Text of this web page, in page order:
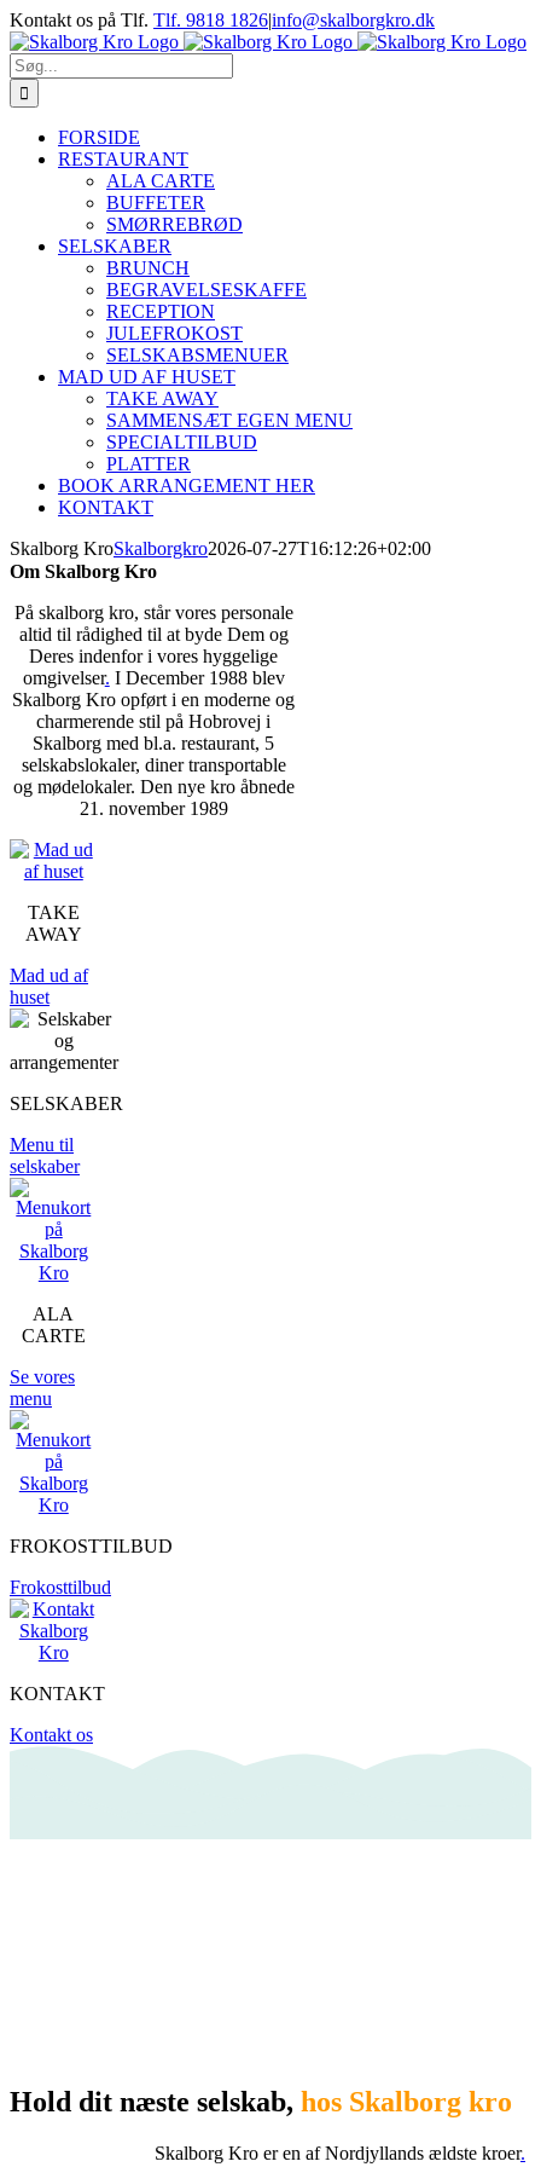
Skip
to
content
Kontakt os på Tlf. Tlf. 9818 1826|info@skalborgkro.dk
Facebook
Instagram
Søg
efter:
FORSIDE
RESTAURANT
ALA CARTE
BUFFETER
SMØRREBRØD
SELSKABER
BRUNCH
BEGRAVELSESKAFFE
RECEPTION
JULEFROKOST
SELSKABSMENUER
MAD UD AF HUSET
TAKE AWAY
SAMMENSÆT EGEN MENU
SPECIALTILBUD
PLATTER
BOOK ARRANGEMENT HER
KONTAKT
Skalborg KroSkalborgkro2026-07-27T16:12:26+02:00
Om Skalborg Kro
På skalborg kro, står vores personale
altid til rådighed til at byde Dem og
Deres indenfor i vores hyggelige
omgivelser. I December 1988 blev
Skalborg Kro opført i en moderne og
charmerende stil på Hobrovej i
Skalborg med bl.a. restaurant, 5
selskabslokaler, diner transportable
og mødelokaler. Den nye kro åbnede
21. november 1989
TAKE
AWAY
Mad ud af
huset
SELSKABER
Menu til
selskaber
ALA
CARTE
Se vores
menu
FROKOSTTILBUD
Frokosttilbud
KONTAKT
Kontakt os
Hold dit næste selskab, hos Skalborg kro
Skalborg Kro er en af Nordjyllands ældste kroer.